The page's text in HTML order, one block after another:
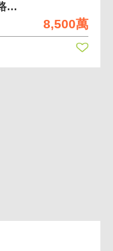
8,500萬
💖石門貝殼廟(北15縣道)臨路土地完整有海景